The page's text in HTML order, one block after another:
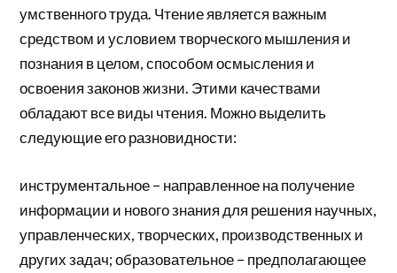
умственного труда. Чтение является важным
средством и условием творческого мышления и
познания в целом, способом осмысления и
освоения законов жизни. Этими качествами
обладают все виды чтения. Можно выделить
следующие его разновидности:
инструментальное – направленное на получение
информации и нового знания для решения научных,
управленческих, творческих, производственных и
других задач; образовательное – предполагающее